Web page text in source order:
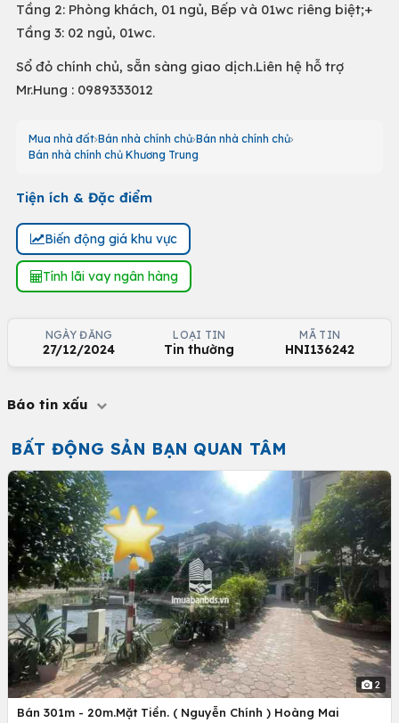
Tầng 2: Phòng khách, 01 ngủ, Bếp và 01wc riêng biệt;+
Tầng 3: 02 ngủ, 01wc.
Sổ đỏ chính chủ, sẵn sàng giao dịch.Liên hệ hỗ trợ
Mr.Hung : 0989333012
Mua nhà đất Bán nhà chính chủ Bán nhà chính chủ
Bán nhà chính chủ Khương Trung
Tiện ích & Đặc điểm
Biến động giá khu vực
Tính lãi vay ngân hàng
NGÀY ĐĂNG
27/12/2024
LOẠI TIN
Tin thường
MÃ TIN
HNI136242
Báo tin xấu
BẤT ĐỘNG SẢN BẠN QUAN TÂM
2
Bán 301m - 20m.Mặt Tiền. ( Nguyễn Chính ) Hoàng Mai